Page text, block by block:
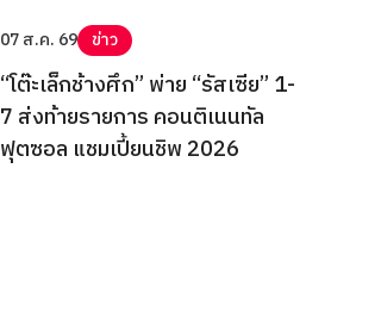
07 ส.ค. 69 ข่าว
“โต๊ะเล็กช้างศึก” พ่าย “รัสเซีย” 1-
7 ส่งท้ายรายการ คอนติเนนทัล
ฟุตซอล แชมเปี้ยนชิพ 2026